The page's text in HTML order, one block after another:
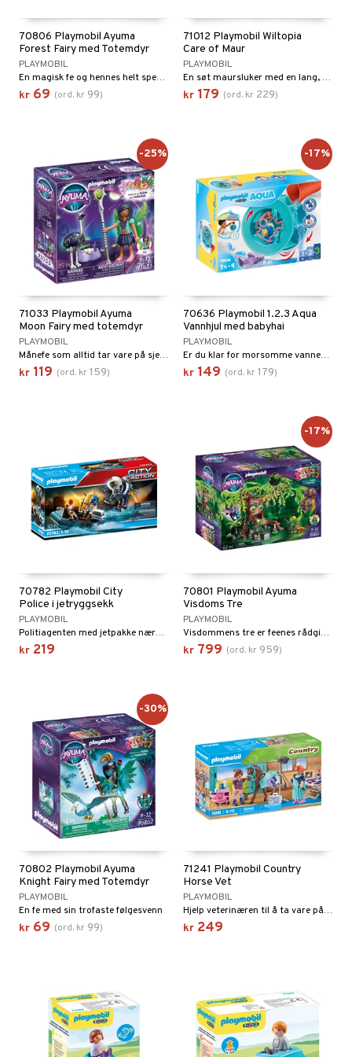
70806 Playmobil Ayuma
Forest Fairy med Totemdyr
PLAYMOBIL
En magisk fe og hennes helt spesielle hjort.
kr 69 (ord. kr 99)
71012 Playmobil Wiltopia
Care of Maur
PLAYMOBIL
En søt maursluker med en lang, bevegelig tunge.
kr 179 (ord. kr 229)
71033 Playmobil Ayuma
Moon Fairy med totemdyr
PLAYMOBIL
Månefe som alltid tar vare på sjeledyret sitt strutsen.
kr 119 (ord. kr 159)
-25%
70636 Playmobil 1.2.3 Aqua
Vannhjul med babyhai
PLAYMOBIL
Er du klar for morsomme vanneksperimenter?
kr 149 (ord. kr 179)
-17%
70782 Playmobil City
Police i jetryggsekk
PLAYMOBIL
Politiagenten med jetpakke nærmer seg den flyktende kunsttyven!
kr 219
70801 Playmobil Ayuma
Visdoms Tre
PLAYMOBIL
Visdommens tre er feenes rådgiver.
kr 799 (ord. kr 959)
-17%
70802 Playmobil Ayuma
Knight Fairy med Totemdyr
PLAYMOBIL
En fe med sin trofaste følgesvenn
kr 69 (ord. kr 99)
-30%
71241 Playmobil Country
Horse Vet
PLAYMOBIL
Hjelp veterinæren til å ta vare på og undersøke hesten.
kr 249
Barn
Prinsesser
Potter
Mø
Patrol
& Findus
Langstrømpe
Mario
Classic
Creator
Disney
Disney Princess
Minecraft
Ninjago
Speed Champions
Spidey
Super Heroes